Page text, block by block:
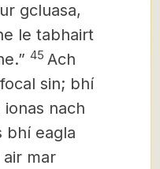
gcluasa,
le tabhairt
45 Ach
sin; bhí
nach
bhí eagla
mar